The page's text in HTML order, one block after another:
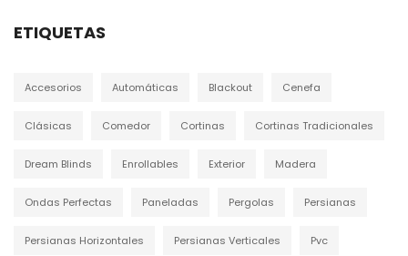
ETIQUETAS
Accesorios Automáticas Blackout Cenefa
Clásicas Comedor Cortinas Cortinas Tradicionales
Dream Blinds Enrollables Exterior Madera
Ondas Perfectas Paneladas Pergolas Persianas
Persianas Horizontales Persianas Verticales Pvc